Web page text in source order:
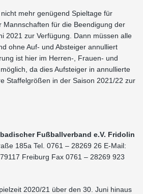
mehr genügend Spieltage für
Mannschaften für die Beendigung der
2021 zur Verfügung. Dann müssen alle
ohne Auf- und Absteiger annulliert
ist hier im Herren-, Frauen- und
da dies Aufsteiger in annullierte
Staffelgrößen in der Saison 2021/22 zur
Fußballverband e.V. Fridolin
185a Tel. 0761 – 28269 26 E-Mail:
79117 Freiburg Fax 0761 – 28269 923
2020/21 über den 30. Juni hinaus